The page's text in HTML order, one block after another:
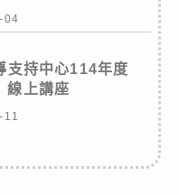
04
支持中心114年度
線上講座